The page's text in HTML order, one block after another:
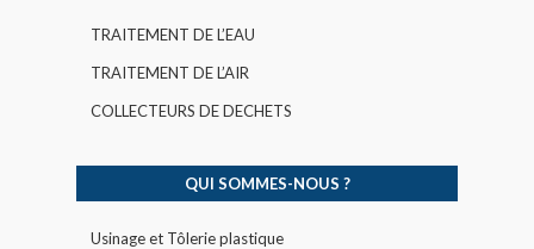
TRAITEMENT DE L’EAU
TRAITEMENT DE L’AIR
COLLECTEURS DE DECHETS
QUI SOMMES-NOUS ?
Usinage et Tôlerie plastique